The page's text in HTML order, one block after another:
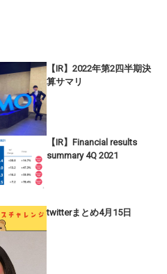
【IR】2022年第2四半期決
算サマリ
【IR】Financial results
summary 4Q 2021
twitterまとめ4月15日